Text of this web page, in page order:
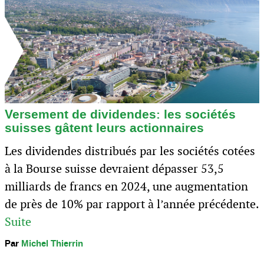
Versement de dividendes: les sociétés
suisses gâtent leurs actionnaires
Les dividendes distribués par les sociétés cotées
à la Bourse suisse devraient dépasser 53,5
milliards de francs en 2024, une augmentation
de près de 10% par rapport à l’année précédente.
Suite
Par Michel Thierrin